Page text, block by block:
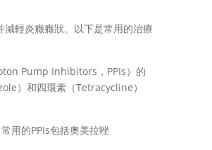
輕炎癥癥狀。以下是常用的治療
Pump Inhibitors，PPIs）的
）和四環素（Tetracycline）
用的PPIs包括奧美拉唑